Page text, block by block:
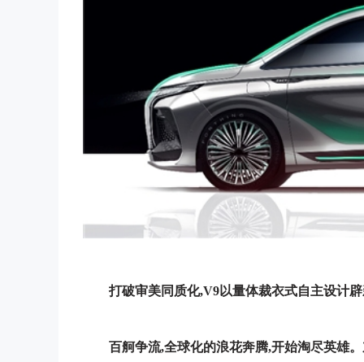
打破审美同质化,V9以量体裁衣式自主设计
百舸争流,全球化的浪花奔腾,开始淘尽英雄